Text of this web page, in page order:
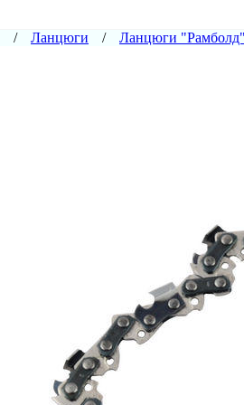
Ланцюги Ланцюги